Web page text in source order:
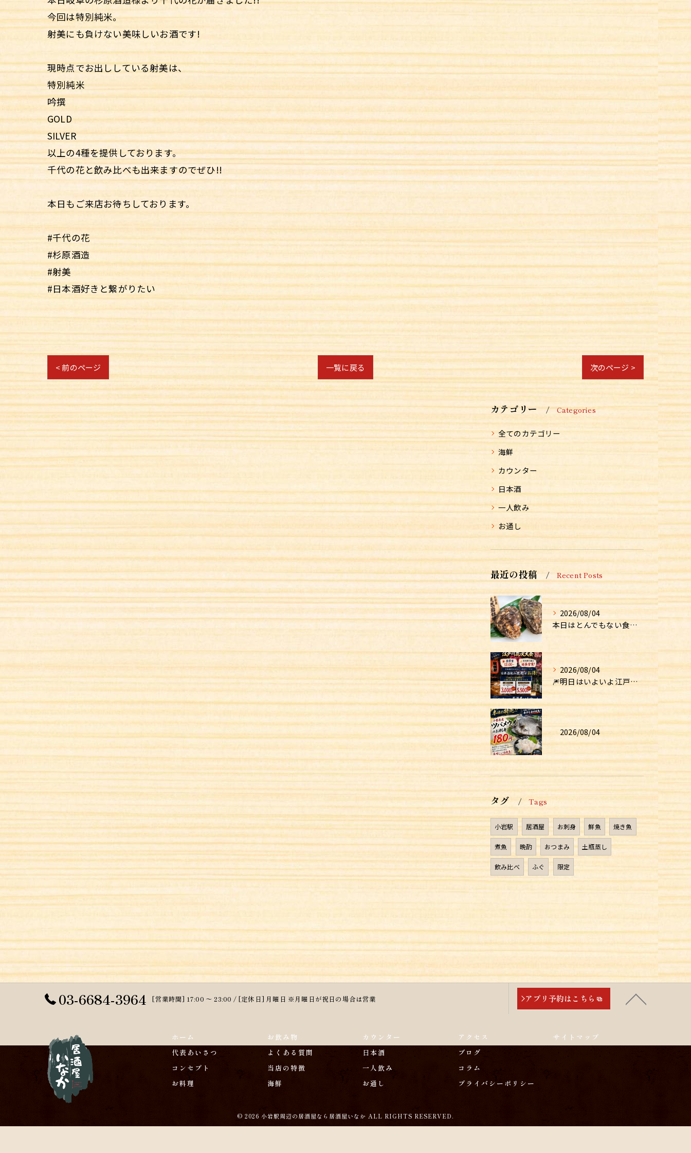
今回は特別純米。
射美にも負けない美味しいお酒です!
現時点でお出ししている射美は、
特別純米
吟撰
GOLD
SILVER
以上の4種を提供しております。
千代の花と飲み比べも出来ますのでぜひ!!
本日もご来店お待ちしております。
#千代の花
#杉原酒造
#射美
#日本酒好きと繋がりたい
< 前のページ 一覧に戻る 次のページ >
カテゴリー Categories
全てのカテゴリー
海鮮
カウンター
日本酒
一人飲み
お通し
最近の投稿 Recent Posts
2026/08/04
本日はとんでもない食材が入荷しました！！
2026/08/04
🎆明日はいよいよ江戸川花火大会！🎆
2026/08/04
タグ Tags
小岩駅 居酒屋 お刺身 鮮魚 焼き魚
煮魚 晩酌 おつまみ 土瓶蒸し
飲み比べ ふぐ 限定
03-6684-3964 [営業時間] 17:00 〜 23:00 / [定休日] 月曜日 ※月曜日が祝日の場合は営業 アプリ予約はこちら
ホーム
代表あいさつ
コンセプト
お料理
お飲み物
よくある質問
当店の特徴
海鮮
カウンター
日本酒
一人飲み
お通し
アクセス
ブログ
コラム
プライバシーポリシー
サイトマップ
© 2026 小岩駅周辺の居酒屋なら居酒屋いなか ALL RIGHTS RESERVED.